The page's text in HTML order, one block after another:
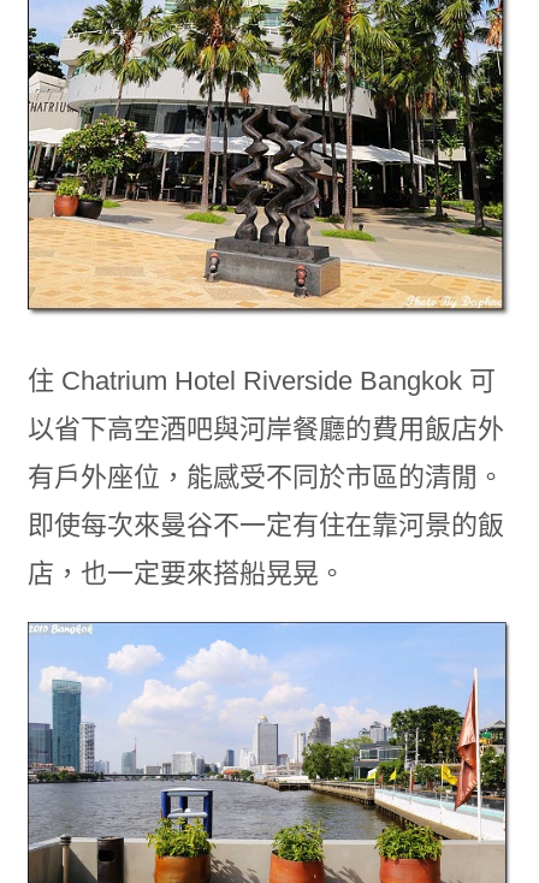
住 Chatrium Hotel Riverside Bangkok 可
以省下高空酒吧與河岸餐廳的費用飯店外
有戶外座位，能感受不同於市區的清閒。
即使每次來曼谷不一定有住在靠河景的飯
店，也一定要來搭船晃晃。